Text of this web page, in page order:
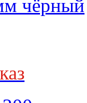
чёрный